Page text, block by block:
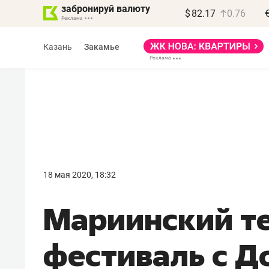
забронируй валюту $ 82.17 0.76
Казань Закамье
18 мая 2020, 18:32
Мариинский
фестиваль с
правил, бизнес может
потерять минимум